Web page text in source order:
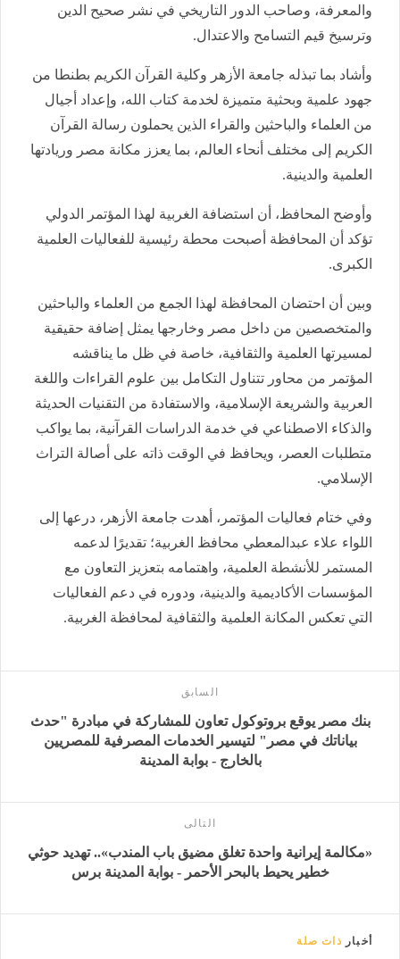
والمعرفة، وصاحب الدور التاريخي في نشر صحيح الدين
وترسيخ قيم التسامح والاعتدال.
وأشاد بما تبذله جامعة الأزهر وكلية القرآن الكريم بطنطا من
جهود علمية وبحثية متميزة لخدمة كتاب الله، وإعداد أجيال
من العلماء والباحثين والقراء الذين يحملون رسالة القرآن
الكريم إلى مختلف أنحاء العالم، بما يعزز مكانة مصر وريادتها
العلمية والدينية.
وأوضح المحافظ، أن استضافة الغربية لهذا المؤتمر الدولي
تؤكد أن المحافظة أصبحت محطة رئيسية للفعاليات العلمية
الكبرى.
وبين أن احتضان المحافظة لهذا الجمع من العلماء والباحثين
والمتخصصين من داخل مصر وخارجها يمثل إضافة حقيقية
لمسيرتها العلمية والثقافية، خاصة في ظل ما يناقشه
المؤتمر من محاور تتناول التكامل بين علوم القراءات واللغة
العربية والشريعة الإسلامية، والاستفادة من التقنيات الحديثة
والذكاء الاصطناعي في خدمة الدراسات القرآنية، بما يواكب
متطلبات العصر، ويحافظ في الوقت ذاته على أصالة التراث
الإسلامي.
وفي ختام فعاليات المؤتمر، أهدت جامعة الأزهر، درعها إلى
اللواء علاء عبدالمعطي محافظ الغربية؛ تقديرًا لدعمه
المستمر للأنشطة العلمية، واهتمامه بتعزيز التعاون مع
المؤسسات الأكاديمية والدينية، ودوره في دعم الفعاليات
التي تعكس المكانة العلمية والثقافية لمحافظة الغربية.
السابق
بنك مصر يوقع بروتوكول تعاون للمشاركة في مبادرة "حدث
بياناتك في مصر" لتيسير الخدمات المصرفية للمصريين
بالخارج - بوابة المدينة
التالى
«مكالمة إيرانية واحدة تغلق مضيق باب المندب».. تهديد حوثي
خطير يحيط بالبحر الأحمر - بوابة المدينة برس
أخبار ذات صلة